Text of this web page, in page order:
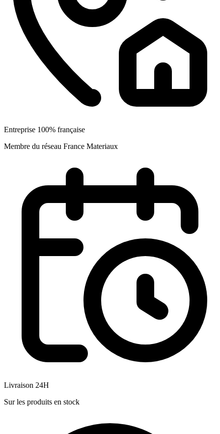
Entreprise 100% française
Membre du réseau France Materiaux
Livraison 24H
Sur les produits en stock